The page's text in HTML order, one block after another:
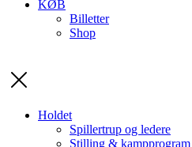
KØB
Billetter
Shop
Holdet
Spillertrup og ledere
Stilling & kampprogram